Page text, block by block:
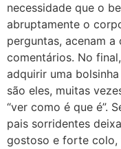
necessidade que o
abruptamente o
perguntas, acenam
comentários. No
adquirir uma
são eles, muitas
“ver como é que é”.
pais sorridentes
gostoso e forte colo,